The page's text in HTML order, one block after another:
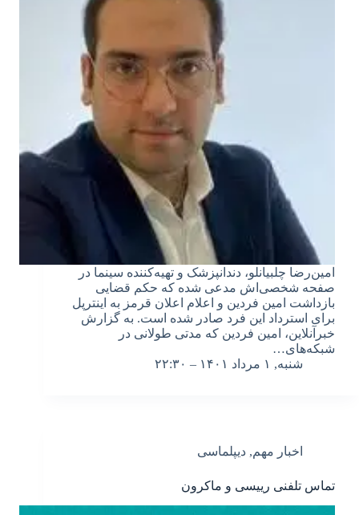
امین‌رضا چلبیانلو، دندانپزشک و تهیه‌کننده سینما در
صفحه شخصی‌اش مدعی شده که حکم قضایی
بازداشت امین فردین و اعلام اعلان قرمز به اینترپل
برای استرداد این فرد صادر شده است. به گزارش
خبرآنلاین، امین فردین که مدتی طولانی در
شبکه‌های…
شنبه, ۱ مرداد ۱۴۰۱ – ۲۲:۳۰
اخبار مهم, دیپلماسی
تماس تلفنی رییسی و ماکرون